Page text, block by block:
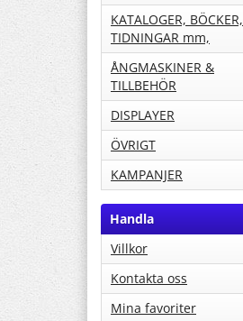
KATALOGER, BÖCKER,
TIDNINGAR mm,
ÅNGMASKINER &
TILLBEHÖR
DISPLAYER
ÖVRIGT
KAMPANJER
Handla
Villkor
Kontakta oss
Mina favoriter